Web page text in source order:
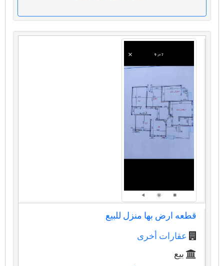
قطعه ارض بها منزل للبيع
عقارات أخرى
بيع